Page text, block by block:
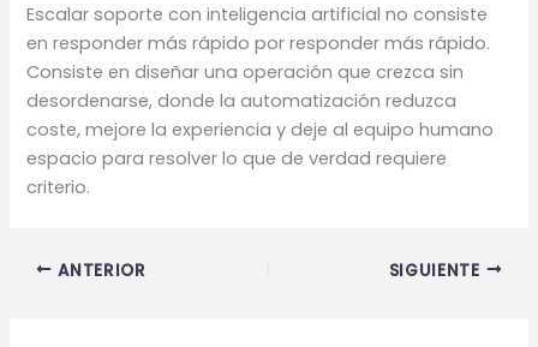
Escalar soporte con inteligencia artificial no consiste
en responder más rápido por responder más rápido.
Consiste en diseñar una operación que crezca sin
desordenarse, donde la automatización reduzca
coste, mejore la experiencia y deje al equipo humano
espacio para resolver lo que de verdad requiere
criterio.
ANTERIOR SIGUIENTE